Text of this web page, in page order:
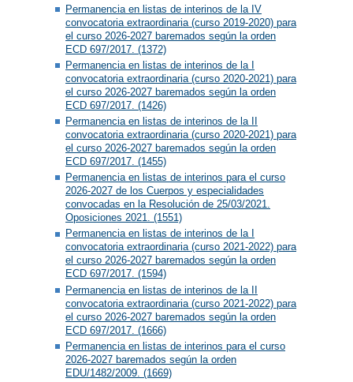
Permanencia en listas de interinos de la IV
convocatoria extraordinaria (curso 2019-2020) para
el curso 2026-2027 baremados según la orden
ECD 697/2017. (1372)
Permanencia en listas de interinos de la I
convocatoria extraordinaria (curso 2020-2021) para
el curso 2026-2027 baremados según la orden
ECD 697/2017. (1426)
Permanencia en listas de interinos de la II
convocatoria extraordinaria (curso 2020-2021) para
el curso 2026-2027 baremados según la orden
ECD 697/2017. (1455)
Permanencia en listas de interinos para el curso
2026-2027 de los Cuerpos y especialidades
convocadas en la Resolución de 25/03/2021.
Oposiciones 2021. (1551)
Permanencia en listas de interinos de la I
convocatoria extraordinaria (curso 2021-2022) para
el curso 2026-2027 baremados según la orden
ECD 697/2017. (1594)
Permanencia en listas de interinos de la II
convocatoria extraordinaria (curso 2021-2022) para
el curso 2026-2027 baremados según la orden
ECD 697/2017. (1666)
Permanencia en listas de interinos para el curso
2026-2027 baremados según la orden
EDU/1482/2009. (1669)